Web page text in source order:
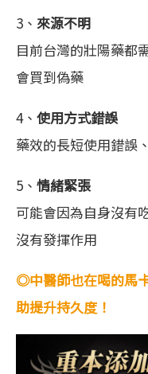
3、 來源不明
目前台灣的壯陽藥都
會買到偽藥
4、 使用方式錯誤
藥效的長短使用錯誤
5、 情緒緊張
可能會因為自身沒有
沒有發揮作用
◎中醫師也在喝的馬
助提升持久度！